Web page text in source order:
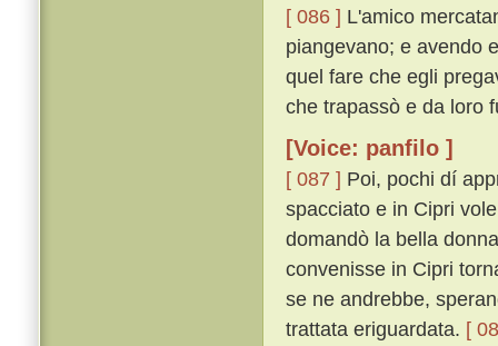
[ 086 ] L'amico
piangevano; e avendo
quel fare che egli
che trapassò e da loro
[Voice: panfilo ]
[ 087 ] Poi, pochi dí
spacciato e in Cipri
domandò la bella
convenisse in Cipri
se ne andrebbe,
trattata eriguardata. [